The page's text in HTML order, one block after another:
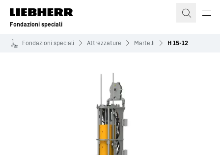
Fondazioni speciali
Fondazioni speciali Attrezzature Martelli H 15-12